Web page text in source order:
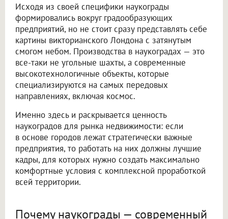
Исходя из своей специфики наукограды
формировались вокруг градообразующих
предприятий, но не стоит сразу представлять себе
картины викторианского Лондона с затянутым
смогом небом. Производства в наукоградах — это
все-таки не угольные шахты, а современные
высокотехнологичные объекты, которые
специализируются на самых передовых
направлениях, включая космос.
Именно здесь и раскрывается ценность
наукоградов для рынка недвижимости: если
в основе городов лежат стратегически важные
предприятия, то работать на них должны лучшие
кадры, для которых нужно создать максимально
комфортные условия с комплексной проработкой
всей территории.
Почему наукограды — современный